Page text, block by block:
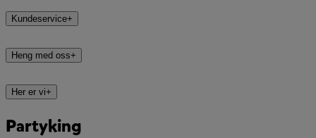
Kundeservice+
Heng med oss+
Her er vi+
Partyking